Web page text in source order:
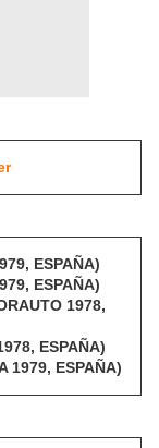
ESPAÑA)
ESPAÑA)
1978,
ESPAÑA)
1979, ESPAÑA)